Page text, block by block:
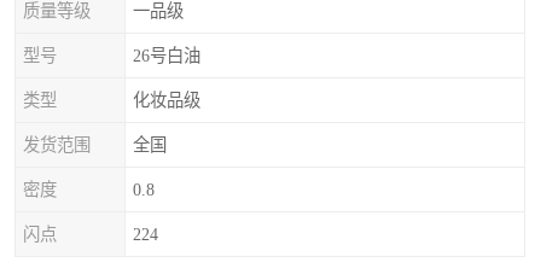
质量等级 一品级
型号 26号白油
类型 化妆品级
发货范围 全国
密度 0.8
闪点 224